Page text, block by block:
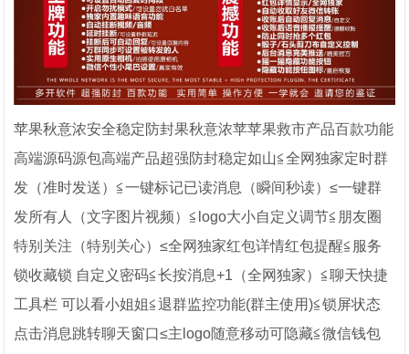
苹果秋意浓安全稳定防封果秋意浓苹苹果救市产品百款功能
高端源码源包高端产品超强防封稳定如山≦全网独家定时群
发（准时发送）≦一键标记已读消息（瞬间秒读）≤一键群
发所有人（文字图片视频）≦logo大小自定义调节≦朋友圈
特别关注（特别关心）≤全网独家红包详情红包提醒≦服务
锁收藏锁 自定义密码≦长按消息+1（全网独家）≦聊天快捷
工具栏 可以看小姐姐≦退群监控功能(群主使用)≦锁屏状态
点击消息跳转聊天窗口≤主logo随意移动可隐藏≦微信钱包